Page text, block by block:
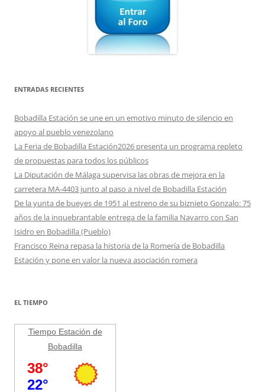
ENTRADAS RECIENTES
Bobadilla Estación se une en un emotivo minuto de silencio en
apoyo al pueblo venezolano
La Feria de Bobadilla Estación2026 presenta un programa repleto
de propuestas para todos los públicos
La Diputación de Málaga supervisa las obras de mejora en la
carretera MA-4403 junto al paso a nivel de Bobadilla Estación
De la yunta de bueyes de 1951 al estreno de su biznieto Gonzalo: 75
años de la inquebrantable entrega de la familia Navarro con San
Isidro en Bobadilla (Pueblo)
Francisco Reina repasa la historia de la Romería de Bobadilla
Estación y pone en valor la nueva asociación romera
EL TIEMPO
Tiempo Estación de
Bobadilla